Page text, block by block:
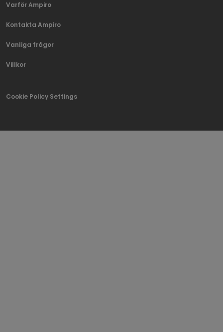
Varför Ampiro
Kontakta Ampiro
Vanliga frågor
Villkor
Cookie Policy Settings